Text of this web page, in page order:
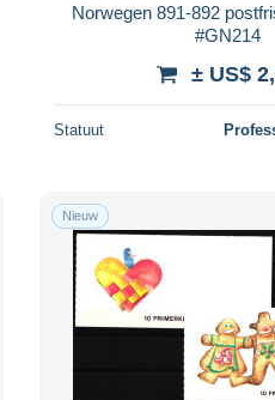
Norwegen 891-892
#GN214
± US$
Statuut
Nieuw